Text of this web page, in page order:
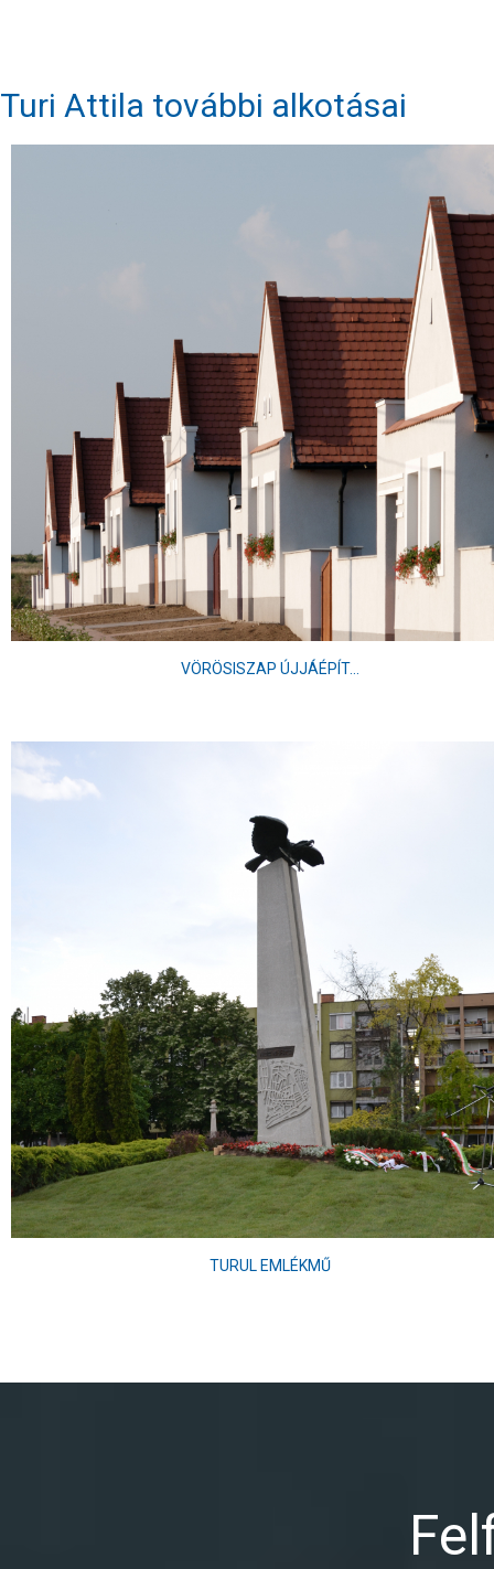
Turi Attila további alkotásai
VÖRÖSISZAP ÚJJÁÉPÍT...
TURUL EMLÉKMŰ